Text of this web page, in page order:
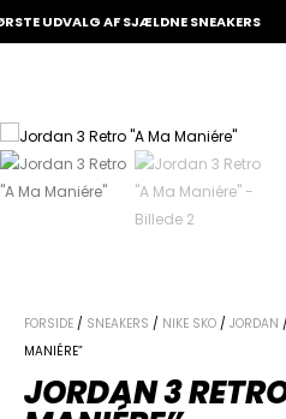
UDVALG AF SJÆLDNE SNEAKERS
Din kurv er tom.
FORSIDE / SNEAKERS / NIKE SKO / JORDAN /
MANIÉRE”
JORDAN 3